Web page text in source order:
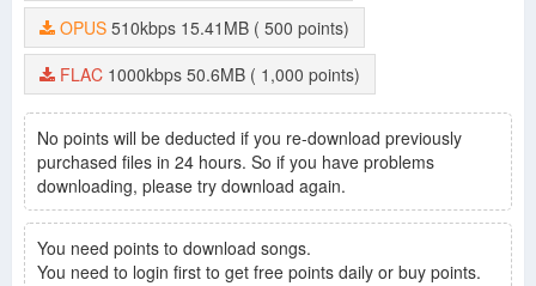
OPUS 510kbps 15.41MB
( 500 points)
FLAC 1000kbps 50.6MB ( 1,000 points)
No points will be deducted if you re-download previously
purchased files in 24 hours. So if you have problems
downloading, please try download again.
You need points to download songs.
You need to login first to get free points daily or buy points.